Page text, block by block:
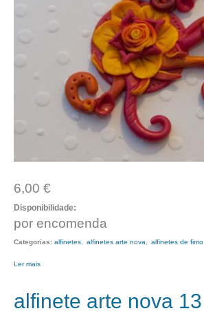
6,00 €
Disponibilidade:
por encomenda
Categorias: alfinetes alfinetes arte nova alfinetes de fimo
Ler mais
alfinete arte nova 13